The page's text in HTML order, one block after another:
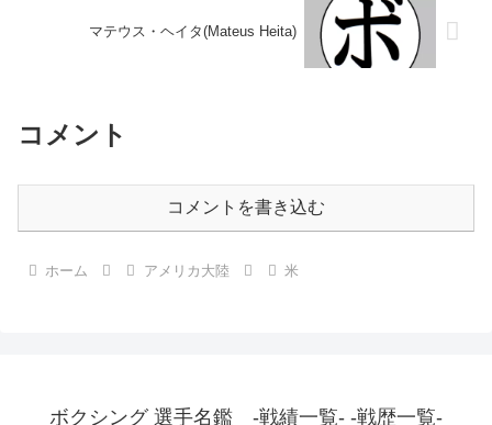
マテウス・ヘイタ(Mateus Heita)
コメント
コメントを書き込む
ホーム アメリカ大陸 米
ボクシング 選手名鑑 -戦績一覧- -戦歴一覧-